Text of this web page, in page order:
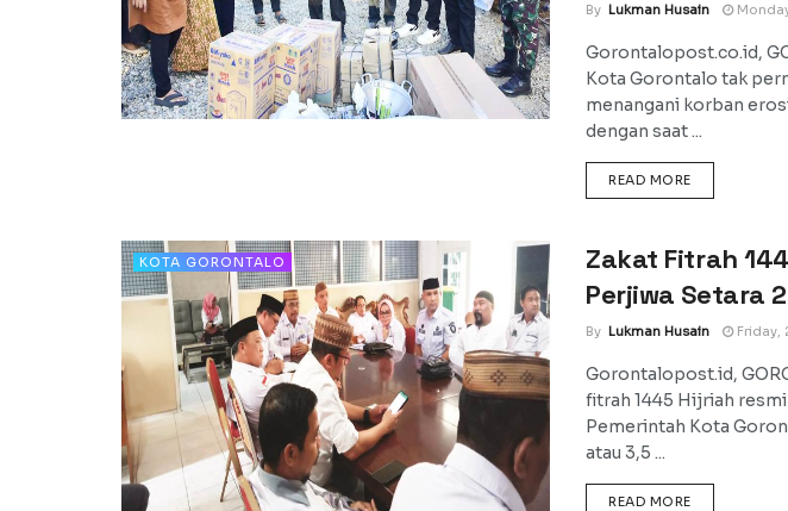
By Lukman Husain
Gorontalopost.co.id,
Kota Gorontalo tak
menangani korban
dengan saat ...
READ MOREDETAILS
KOTA GORONTALO
Zakat Fitrah
Perjiwa Setara
By Lukman Husain Friday,
Gorontalopost.id,
fitrah 1445 Hijriah
Pemerintah Kota
atau 3,5 ...
READ MOREDETAILS